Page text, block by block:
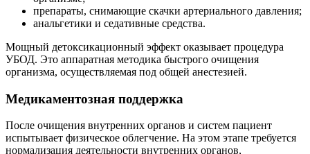
препараты, снимающие скачки артериального давления;
анальгетики и седативные средства.
Мощный детоксикационный эффект оказывает процедура
УБОД. Это аппаратная методика быстрого очищения
организма, осуществляемая под общей анестезией.
Медикаментозная поддержка
После очищения внутренних органов и систем пациент
испытывает физическое облегчение. На этом этапе требуется
нормализация деятельности внутренних органов,